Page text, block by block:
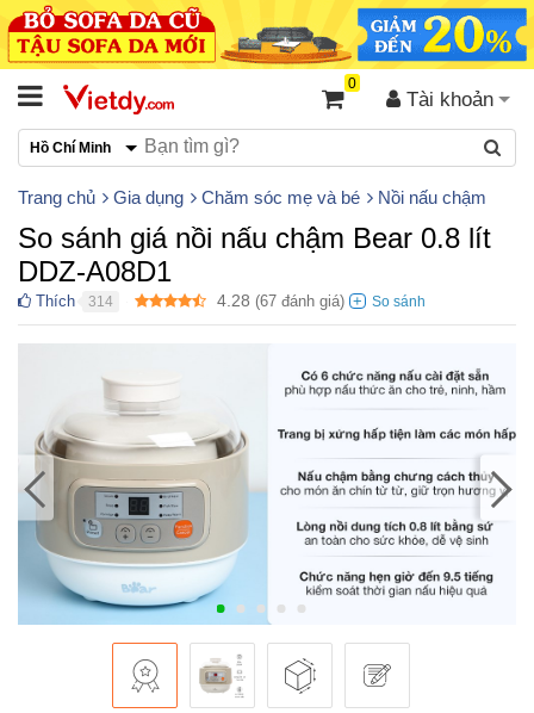
Tài khoản
0
Hồ Chí Minh
Trang chủ Gia dụng Chăm sóc mẹ và bé Nồi nấu chậm
So sánh giá nồi nấu chậm Bear 0.8 lít
DDZ-A08D1
Thích 314 4.28 (67 đánh giá)